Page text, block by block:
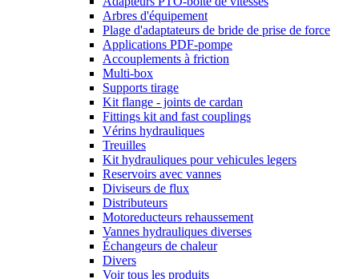
Arbres d'équipement
Plage d'adaptateurs de bride de prise de force
Applications PDF-pompe
Accouplements à friction
Multi-box
Supports tirage
Kit flange - joints de cardan
Fittings kit and fast couplings
Vérins hydrauliques
Treuilles
Kit hydrauliques pour vehicules legers
Reservoirs avec vannes
Diviseurs de flux
Distributeurs
Motoreducteurs rehaussement
Vannes hydrauliques diverses
Échangeurs de chaleur
Divers
Voir tous les produits